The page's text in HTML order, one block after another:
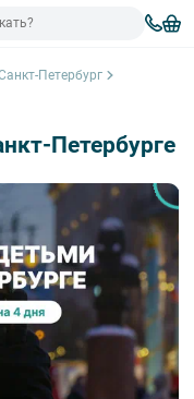
Петербург
Петербурге